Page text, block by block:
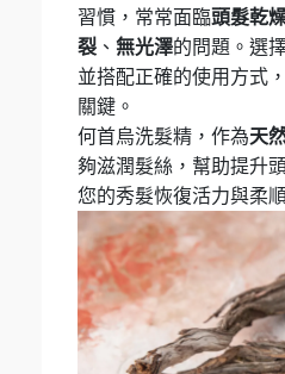
習慣，常常面臨頭髮乾
裂 、 無光澤的問題。選
並搭配正確的使用方式
關鍵。
何首烏洗髮精，作為天
夠滋潤髮絲，幫助提升
您的秀髮恢復活力與柔